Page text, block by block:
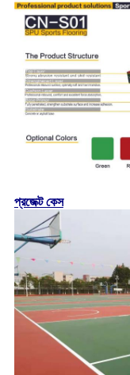
প্রজেক্ট কেস